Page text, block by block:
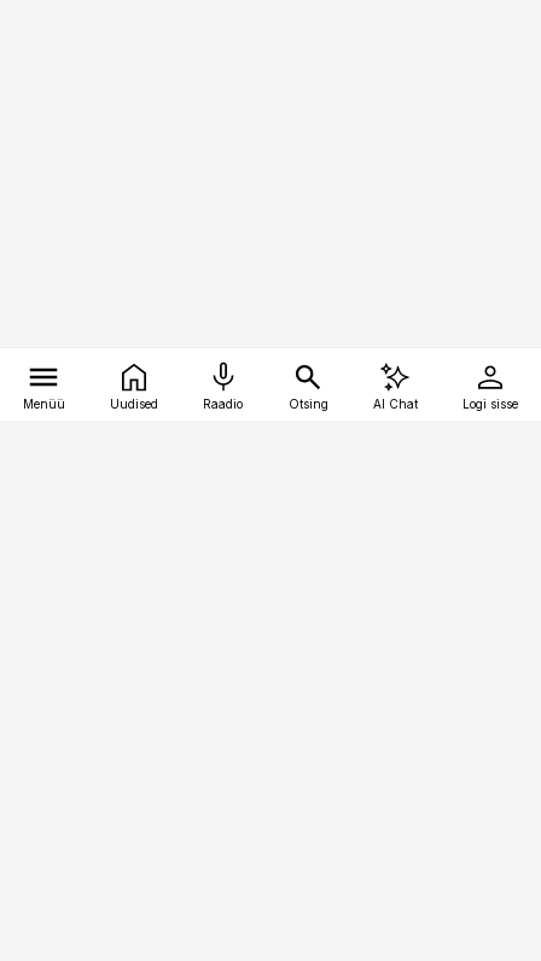
Menüü Uudised Raadio Otsing AI Chat Logi sisse